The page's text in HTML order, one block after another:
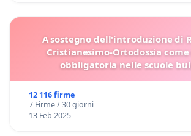
A sostegno dell'introduzione di
Cristianesimo-Ortodossia
obbligatoria nelle scuole
12 116 firme
7 Firme / 30 giorni
13 Feb 2025